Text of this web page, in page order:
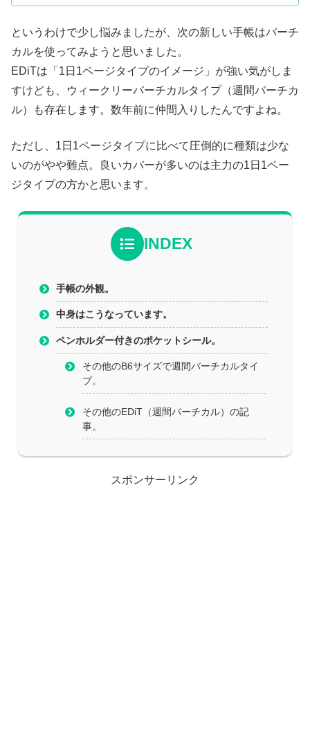
というわけで少し悩みましたが、次の新しい手帳はバーチ
カルを使ってみようと思いました。
EDiTは「1日1ページタイプのイメージ」が強い気がしま
すけども、ウィークリーバーチカルタイプ（週間バーチカ
ル）も存在します。数年前に仲間入りしたんですよね。
ただし、1日1ページタイプに比べて圧倒的に種類は少な
いのがやや難点。良いカバーが多いのは主力の1日1ペー
ジタイプの方かと思います。
INDEX
手帳の外観。
中身はこうなっています。
ペンホルダー付きのポケットシール。
その他のB6サイズで週間バーチカルタイ
プ。
その他のEDiT（週間バーチカル）の記
事。
スポンサーリンク